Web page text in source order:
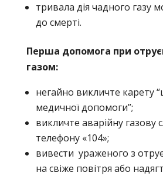
тривала дія чадного газу
до смерті.
Перша допомога при
газом:
негайно викличте карету
медичної допомоги”;
викличте аварійну газову
телефону «104»;
вивести ураженого з
на свіже повітря або